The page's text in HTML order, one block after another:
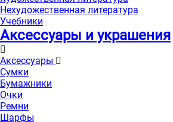
Нехудожественная литература
Учебники
Аксессуары и украшения
Аксессуары
Сумки
Бумажники
Очки
Ремни
Шарфы